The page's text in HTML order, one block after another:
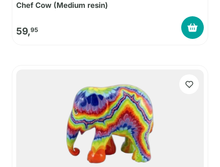
Chef Cow (Medium resin)
59,95